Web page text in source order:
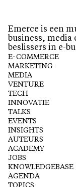
Emerce is een
business, media
beslissers in e-
E-COMMERCE
MARKETING
MEDIA
VENTURE
TECH
INNOVATIE
TALKS
EVENTS
INSIGHTS
AUTEURS
ACADEMY
JOBS
KNOWLEDGEBASE
AGENDA
TOPICS